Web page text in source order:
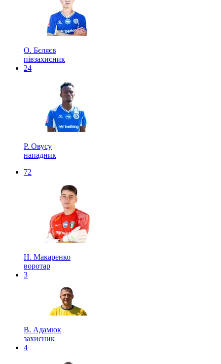
О. Бєляєв
півзахисник
24
Р. Овусу
нападник
72
Н. Макаренко
воротар
3
В. Адамюк
захисник
4